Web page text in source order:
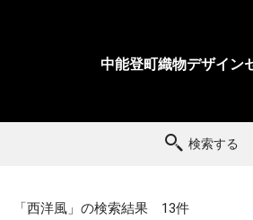
中能登町織物デザイン
検索する
「西洋風」の検索結果 13件